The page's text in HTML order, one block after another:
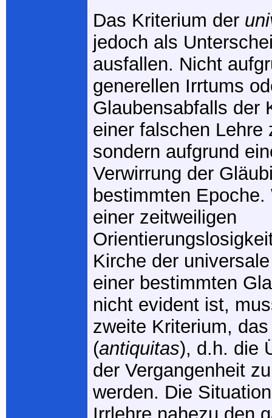
Das Kriterium der
jedoch als
ausfallen. Nicht
generellen Irrtums
Glaubensabfalls der
einer falschen Lehre
sondern aufgrund
Verwirrung der
bestimmten Epoche.
einer zeitweiligen
Kirche der
einer bestimmten
nicht evident ist,
zweite Kriterium,
(antiquitas), d.h. die
der Vergangenheit
werden. Die